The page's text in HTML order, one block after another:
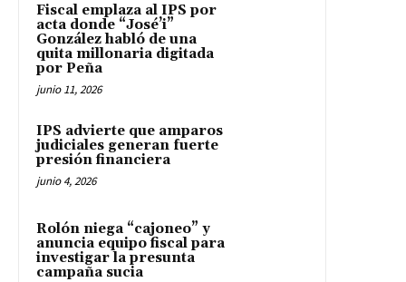
Fiscal emplaza al IPS por
acta donde “José’i”
González habló de una
quita millonaria digitada
por Peña
junio 11, 2026
IPS advierte que amparos
judiciales generan fuerte
presión financiera
junio 4, 2026
Rolón niega “cajoneo” y
anuncia equipo fiscal para
investigar la presunta
campaña sucia